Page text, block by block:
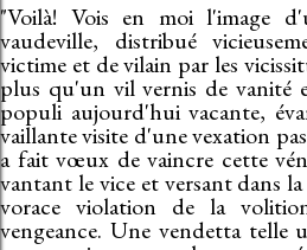
"Voilà! Vois en moi l'image
vaudeville, distribué
victime et de vilain par les
plus qu'un vil vernis de vanité
populi aujourd'hui vacante,
vaillante visite d'une vexation
a fait vœux de vaincre cette
vantant le vice et versant dans
vorace violation de la
vengeance. Une vendetta telle